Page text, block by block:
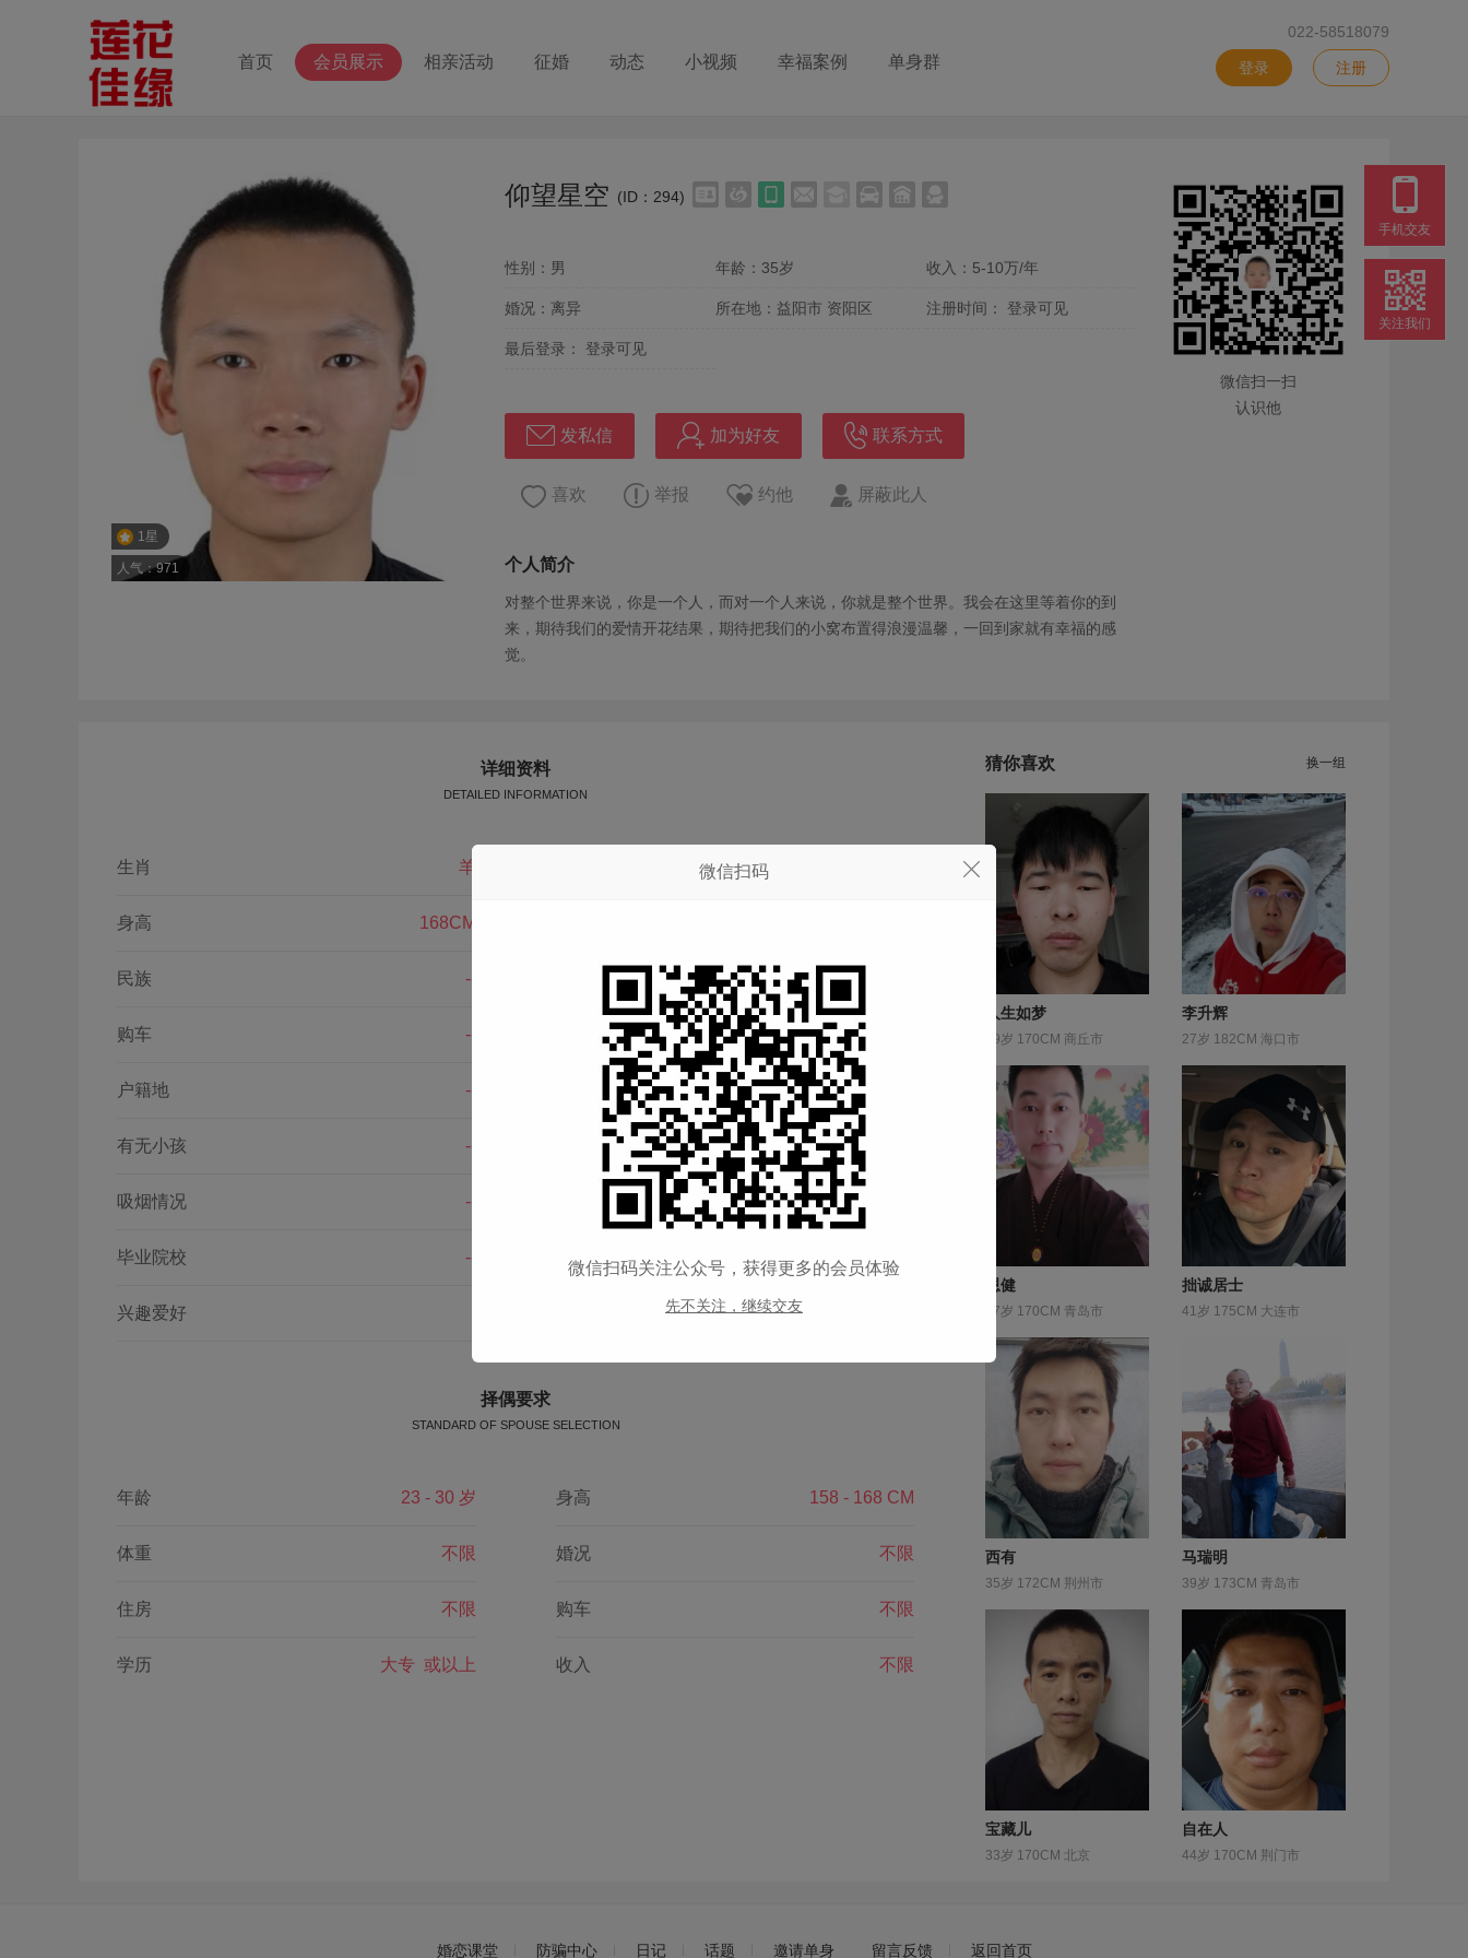
首页 会员展示 相亲活动 征婚 动态 小视频 幸福案例 单身群
022-58518079
登录 注册
1星
人气：971
微信扫一扫
认识他
仰望星空 (ID：294)
性别：男 年龄：35岁 收入：5-10万/年
婚况：离异 所在地：益阳市 资阳区 注册时间：登录可见
最后登录： 登录可见
发私信 加为好友 联系方式
喜欢 举报 约他 屏蔽此人
个人简介
对整个世界来说，你是一个人，而对一个人来说，你就是整个世界。我会在这里等着你的到
来，期待我们的爱情开花结果，期待把我们的小窝布置得浪漫温馨，一回到家就有幸福的感
觉。
详细资料
DETAILED INFORMATION
生肖 羊
身高 168CM
民族 --
购车 --
户籍地 -- 交友类型 征婚交友
有无小孩 -- 宗教信仰 大乘佛教
吸烟情况 --
毕业院校 -- 公司性质
兴趣爱好
择偶要求
STANDARD OF SPOUSE SELECTION
年龄 23 - 30 岁 身高 158 - 168 CM
体重 不限 婚况 不限
住房 不限 购车 不限
学历 大专 或以上 收入 不限
猜你喜欢 换一组
人生如梦
29岁 170CM 商丘市
李升辉
27岁 182CM 海口市
恩健
37岁 170CM 青岛市
拙诚居士
41岁 175CM 大连市
西有
35岁 172CM 荆州市
马瑞明
39岁 173CM 青岛市
宝藏儿
33岁 170CM 北京
自在人
44岁 170CM 荆门市
婚恋课堂 防骗中心 日记 话题 邀请单身 留言反馈 返回首页
手机交友
关注我们
微信扫码
微信扫码关注公众号，获得更多的会员体验
先不关注，继续交友